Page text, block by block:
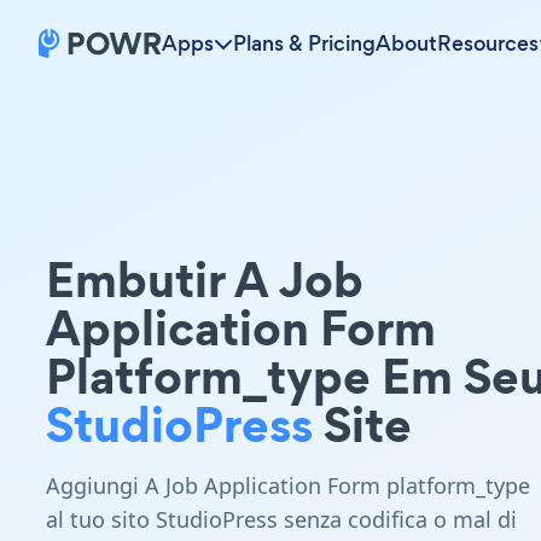
Apps Plans & PricingAboutResources
Embutir A Job
Application Form
Platform_type Em
StudioPressSite
Aggiungi A Job Application Form platform_type
al tuo sito StudioPress senza codifica o mal di